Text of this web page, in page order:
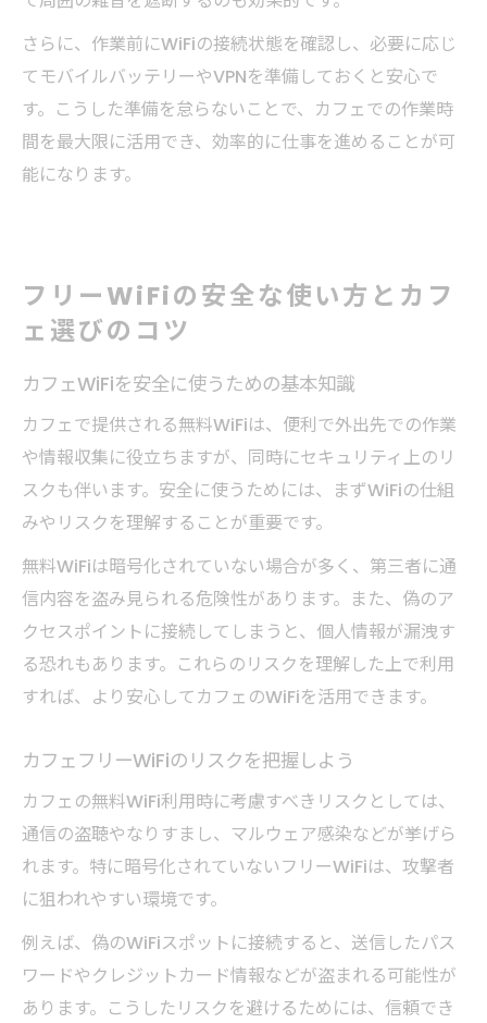
さらに、作業前にWiFiの接続状態を確認し、必要に応じ
てモバイルバッテリーやVPNを準備しておくと安心で
す。こうした準備を怠らないことで、カフェでの作業時
間を最大限に活用でき、効率的に仕事を進めることが可
能になります。
フリーWiFiの安全な使い方とカフ
ェ選びのコツ
カフェWiFiを安全に使うための基本知識
カフェで提供される無料WiFiは、便利で外出先での作業
や情報収集に役立ちますが、同時にセキュリティ上のリ
スクも伴います。安全に使うためには、まずWiFiの仕組
みやリスクを理解することが重要です。
無料WiFiは暗号化されていない場合が多く、第三者に通
信内容を盗み見られる危険性があります。また、偽のア
クセスポイントに接続してしまうと、個人情報が漏洩す
る恐れもあります。これらのリスクを理解した上で利用
すれば、より安心してカフェのWiFiを活用できます。
カフェフリーWiFiのリスクを把握しよう
カフェの無料WiFi利用時に考慮すべきリスクとしては、
通信の盗聴やなりすまし、マルウェア感染などが挙げら
れます。特に暗号化されていないフリーWiFiは、攻撃者
に狙われやすい環境です。
例えば、偽のWiFiスポットに接続すると、送信したパス
ワードやクレジットカード情報などが盗まれる可能性が
あります。こうしたリスクを避けるためには、信頼でき